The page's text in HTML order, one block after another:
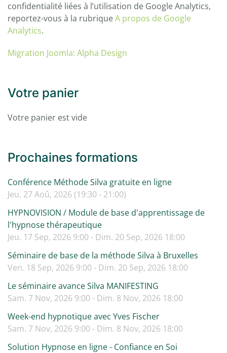
confidentialité liées à l’utilisation de Google Analytics,
reportez-vous à la rubriqueA propos de Google
Analytics.
Migration Joomla: Alpha Design
Votre panier
Votre panier est vide
Prochaines formations
Conférence Méthode Silva gratuite en ligne
Jeu. 27 Aoû, 2026 (19:30 - 21:00)
HYPNOVISION / Module de base d'apprentissage de
l'hypnose thérapeutique
Jeu. 17 Sep, 2026 9:00 - Dim. 20 Sep, 2026 18:00
Séminaire de base de la méthode Silva à Bruxelles
Ven. 18 Sep, 2026 9:00 - Dim. 20 Sep, 2026 18:00
Le séminaire avance Silva MANIFESTING
Sam. 7 Nov, 2026 9:00 - Dim. 8 Nov, 2026 18:00
Week-end hypnotique avec Yves Fischer
Sam. 7 Nov, 2026 9:00 - Dim. 8 Nov, 2026 18:00
Solution Hypnose en ligne - Confiance en Soi